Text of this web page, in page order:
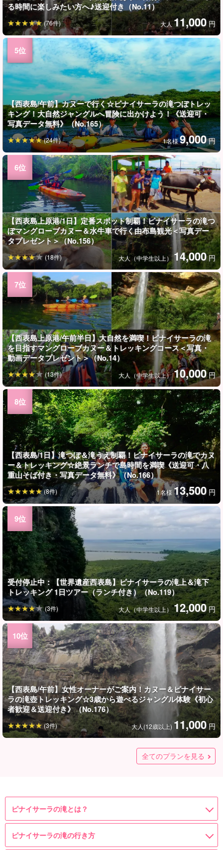
る時間に楽しみたい方へ♪送迎付き（No.11）
大人11,000 円
(76件)
【西表島/午前】カヌーで行く☆ピナイサーラの滝つぼトレッ
キング！大自然ジャングルへ冒険に出かけよう！《送迎可・
写真データ無料》（No.165）
1名様9,000 円
(24件)
【西表島上原港/1日】定番スポット制覇！ピナイサーラの滝つ
ぼマングローブカヌー＆水牛車で行く由布島観光＜写真デー
タプレゼント＞（No.156）
大人（中学生以上）14,000 円
(18件)
【西表島上原港/午前半日】大自然を満喫！ピナイサーラの滝
を目指すマングローブカヌー＆トレッキングコース＜写真・
動画データプレゼント＞（No.14）
大人（中学生以上）10,000 円
(13件)
【西表島/1日】滝つぼ＆滝うえ制覇！ピナイサーラの滝でカヌ
ー＆トレッキング☆絶景ランチで島時間を満喫《送迎可・八
重山そば付き・写真データ無料》（No.166）
1名様 13,500 円
(8件)
受付停止中：【世界遺産西表島】ピナイサーラの滝上＆滝下
トレッキング 1日ツアー（ランチ付き）（No.119）
大人（中学生以上）12,000 円
(3件)
【西表島/午前】女性オーナーがご案内！カヌー＆ピナイサー
ラの滝壺トレッキング☆3歳から遊べるジャングル体験《初心
者歓迎＆送迎付き》（No.176）
大人(12歳以上) 11,000 円
(3件)
【西表島/約4時間/早朝】初心者でも安心♪ピナイサーラの滝カ
ヌー＆トレッキングツアー《写真プレゼント＆送迎付き》
【西表島】心躍る1日を☆ガイド貸切プライベートツアー＜遊
びリクエストOK＞西表島初めての方や大人数旅行に♪＜ラン
チ＆送迎付き＞写真プレゼント☆（No.140）
【西表島/1日】人気セット☆由布島＆ピナイサーラの滝（マン
グローブカヌー＆ジャングルトレッキング）ツアー♪《ラン
チ・送迎付・写真プレゼント》（No.154）
【西表島/約3時間】午後スタート☆ゆったり楽しむマングロー
ブカヌー体験♪自然の音に包まれる贅沢な水上散歩《送迎可・
【西表島/早朝】ピナイサーラ完全制覇！カヌー＆トレッキン
グで挑む絶景ツアー☆滝上の特等席で朝食を！《絶品沖縄そ
【西表島/1日】カヌー・トレッキング＆シュノーケリング体験
☆女性オーナーと巡る川・山・海の欲ばり大冒険《送迎付・
【西表島/午後】ピナイサーラの滝カヌー＆トレッキング！秘
境の滝つぼで絶品おやつを☆《認定ガイド同行◎・写真無料
【西表島/1日】3歳から楽しめる！ピナイサーラの滝上＆滝壺
セットツアー☆女性ガイドと行く安心トレッキング◎《絶景
【西表島/1日】マングローブカヌー＆由布島観光の欲ばりプラ
ン！女性ガイド同行で安心☆西表島2大名所を制覇《お子さま
【西表島/1日】マングローブカヌー＆水牛車で渡る由布島巡り
☆西表野生生物保護センターにも行く1日満喫ツアー《75歳参
【西表島/1日】ファミリー限定☆子ども主役のカヌー＆トレッ
キング！目指すはピナイサーラの滝つぼ＆ワクワク自然あそ
び《5歳から参加OK・ランチ付き》（No.169）全てのプランを見る
ピナイサーラの滝とは？
ピナイサーラの滝の行き方